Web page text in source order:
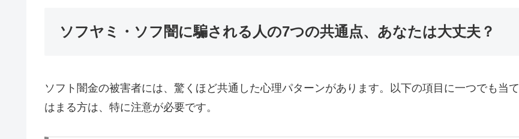
ソフヤミ・ソフ闇に騙される人の7つの共通点、あなたは大丈夫？
ソフト闇金の被害者には、驚くほど共通した心理パターンがあります。以下の項目に一つでも当て
はまる方は、特に注意が必要です。